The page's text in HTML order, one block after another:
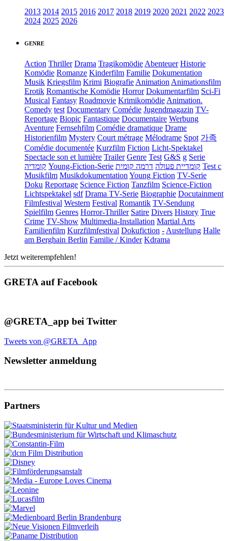
2013 2014 2015 2016 2017 2018 2019 2020 2021 2022 2023
2024 2025 2026
GENRE
Action Thriller Drama Tragikomödie Abenteuer Historie
Komödie Romanze Kinderfilm Familie Dokumentation
Musik Kriegsfilm Krimi Biografie Animation Animationsfilm
Erotik Romantische Komödie Horror Dokumentarfilm Sci-Fi
Musical Fantasy Roadmovie Krimikomödie Animation.
Comedy test Documentary Comédie Jugendmagazin TV-
Reportage Biopic Fantastique Documentaire Werbung
Aventure Fernsehfilm Comédie dramatique Drame
Historienfilm Mystery Court métrage Mélodrame Spot 가족
Comédie documentée Kurzfilm Fiction Licht-Spektakel
Spectacle son et lumière Trailer Genre Test G&S g Serie
קומדיה Young-Fiction-Serie קומדיית פעולה דרמה קומית
Test c
Musikfilm Musikdokumentation Young Fiction TV-Serie
Doku Reportage Science Fiction Tanzfilm Science-Fiction
Lichtspektakel sdf Drama TV-Serie Biographie Docutainment
Filmfestival Western Festival Romantik TV-Sendung
Spielfilm Genres Horror-Thriller Satire Divers History True
Crime TV-Show Multimedia-Installation Martial Arts
Familienfilm Kurzfilmfestival Dokufiction - Austellung Halle
am Berghain Berlin Familie / Kinder Kdrama
Jetzt weiterempfehlen!
GRETA auf Facebook
@GRETA_app bei Twitter
Tweets von @GRETA_App
Newsletter anmeldung
Partners